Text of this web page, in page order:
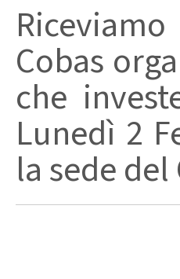
Cobas
che
Lunedì 2
la sede